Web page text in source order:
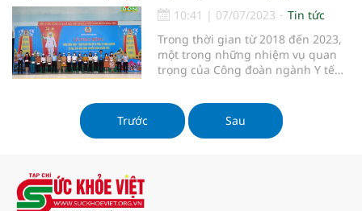
10:41 | 07/07/2023
Tin tức
Trong thời gian từ 2018 đến 2023,
một trong những nhiệm vụ quan
trọng của Công đoàn ngành Y tế
vai trò đại diện và bảo vệ quyền lợi
chính đáng, hợp pháp của đoàn
viên và người lao động.
Trước Sau